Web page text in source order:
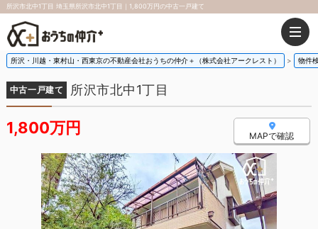
所沢市北中1丁目 埼玉県所沢市北中1丁目｜1,800万円の中古一戸建て
所沢・川越・東村山・西東京の不動産会社おうちの仲介＋（株式会社アークレスト） 物件
中古一戸建て 所沢市北中1丁目
1,800万円 MAPで確認